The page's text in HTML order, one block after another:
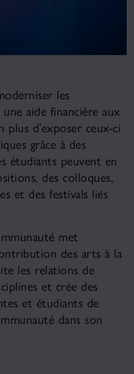
les
aide financière aux
d’exposer ceux-ci
grâce à des
étudiants peuvent en
des colloques,
et des festivals liés
met
des arts à la
les relations de
et crée des
et étudiants de
dans son